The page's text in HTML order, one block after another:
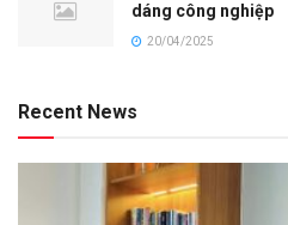
dáng công nghiệp
20/04/2025
Recent News